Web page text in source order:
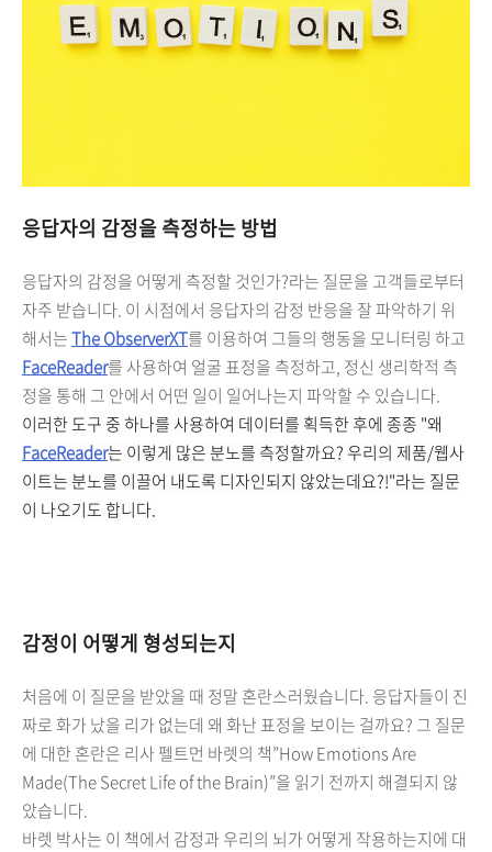
응답자의 감정을 측정하는 방법
응답자의 감정을 어떻게 측정할 것인가?라는 질문을 고객들로부터
자주 받습니다. 이 시점에서 응답자의 감정 반응을 잘 파악하기 위
해서는The ObserverXT를 이용하여 그들의 행동을 모니터링 하고
FaceReader를 사용하여 얼굴 표정을 측정하고, 정신 생리학적 측
정을 통해 그 안에서 어떤 일이 일어나는지 파악할 수 있습니다.
이러한 도구 중 하나를 사용하여 데이터를 획득한 후에 종종 "왜
FaceReader는 이렇게 많은 분노를 측정할까요? 우리의 제품/웹사
이트는 분노를 이끌어 내도록 디자인되지 않았는데요?!"라는 질문
이 나오기도 합니다.
감정이 어떻게 형성되는지
처음에 이 질문을 받았을 때 정말 혼란스러웠습니다. 응답자들이 진
짜로 화가 났을 리가 없는데 왜 화난 표정을 보이는 걸까요? 그 질문
에 대한 혼란은 리사 펠트먼 바렛의 책”How Emotions Are
Made(The Secret Life of the Brain)”을 읽기 전까지 해결되지 않
았습니다.
바렛 박사는 이 책에서 감정과 우리의 뇌가 어떻게 작용하는지에 대